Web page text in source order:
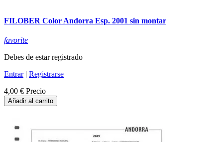
FILOBER Color Andorra Esp. 2001 sin montar
favorite
Debes de estar registrado
Entrar| Registrarse
4,00 € Precio
Añadir al carrito